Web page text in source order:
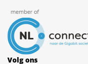
Volg ons